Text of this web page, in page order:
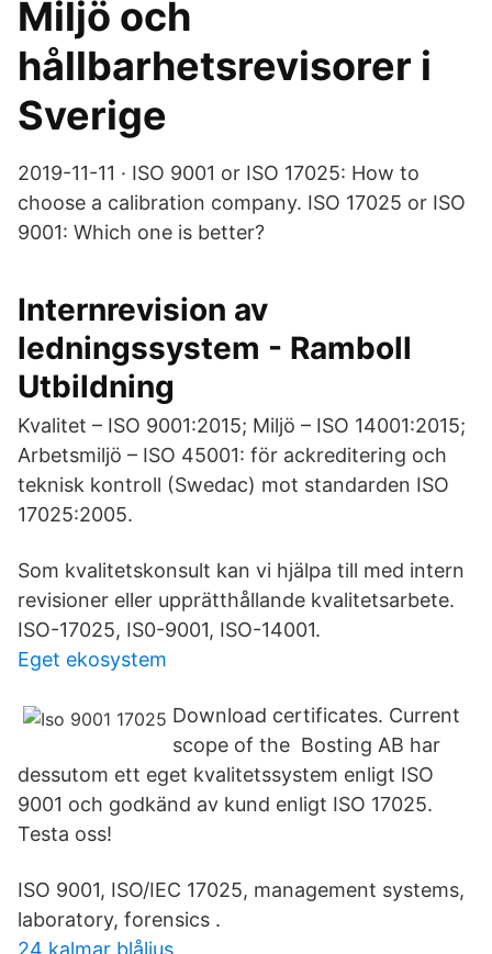
Miljö och
hållbarhetsrevisorer i
Sverige
2019-11-11 · ISO 9001 or ISO 17025: How to
choose a calibration company. ISO 17025 or ISO
9001: Which one is better?
Internrevision av
ledningssystem - Ramboll
Utbildning
Kvalitet – ISO 9001:2015; Miljö – ISO 14001:2015;
Arbetsmiljö – ISO 45001: för ackreditering och
teknisk kontroll (Swedac) mot standarden ISO
17025:2005.
Som kvalitetskonsult kan vi hjälpa till med intern
revisioner eller upprätthållande kvalitetsarbete.
ISO-17025, IS0-9001, ISO-14001.
Eget ekosystem
Download certificates. Current
scope of the Bosting AB har
dessutom ett eget kvalitetssystem enligt ISO
9001 och godkänd av kund enligt ISO 17025.
Testa oss!
ISO 9001, ISO/IEC 17025, management systems,
laboratory, forensics .
24 kalmar blåljus